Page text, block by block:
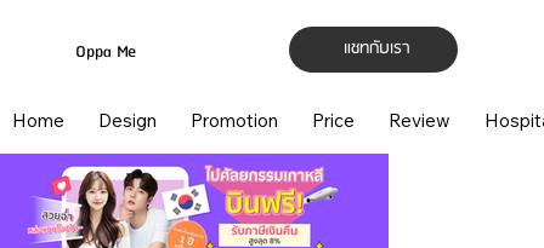
แชทกับเรา
Oppa Me
Home Design Promotion Price Review